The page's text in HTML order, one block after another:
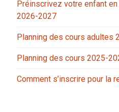
Préinscrivez votre enfant
2026-2027
Planning des cours adultes
Planning des cours 2025-
Comment s’inscrire pour la